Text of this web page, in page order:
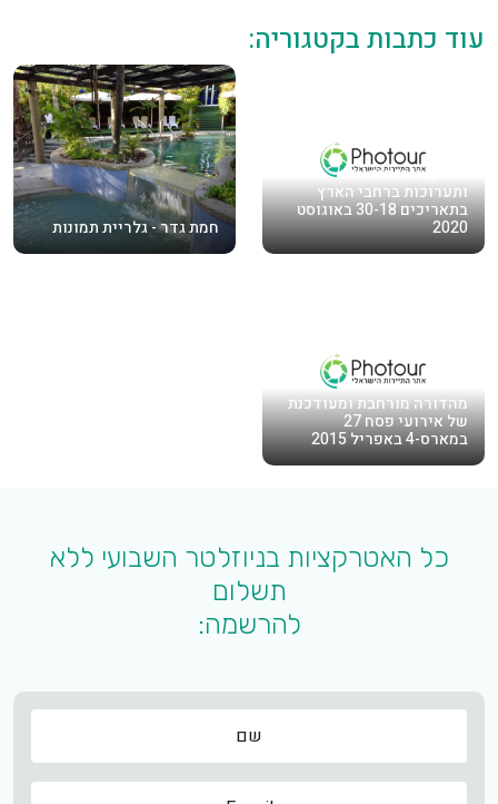
עוד כתבות בקטגוריה:
אטרקציות, הופעות
ותערוכות ברחבי הארץ
בתאריכים 30-18 באוגוסט
2020 חמת גדר - גלריית תמונות
מהדורה מורחבת ומעודכנת
של אירועי פסח 27
במארס-4 באפריל 2015
כל האטרקציות בניוזלטר השבועי ללא
תשלום
להרשמה:
שם
שם